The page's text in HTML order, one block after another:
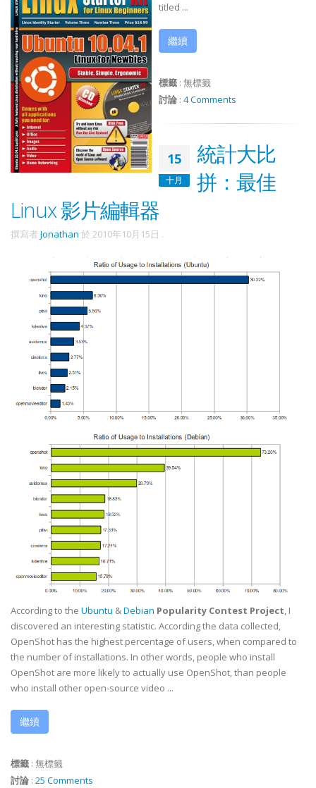
titled ...
繼續
標籤 : 無標籤
討論 : 4 Comments
15
十月
統計大比
拼：最佳
Linux 影片編輯器
撰寫者 Jonathan 於 2010年10月15日 .
According to the Ubuntu &Debian Popularity Contest Project, I
discovered an interesting statistic. According the data collected,
OpenShot has the highest percentage of users, when compared to
the number of installations. In other words, people who install
OpenShot are more likely to actually use OpenShot, than people
who install other open-source video ...
繼續
標籤 : 無標籤
討論 : 25 Comments